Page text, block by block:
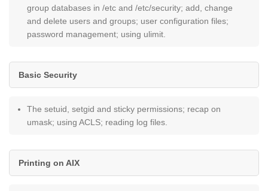
group databases in /etc and /etc/security; add, change
and delete users and groups; user configuration files;
password management; using ulimit.
Basic Security
The setuid, setgid and sticky permissions; recap on
umask; using ACLS; reading log files.
Printing on AIX